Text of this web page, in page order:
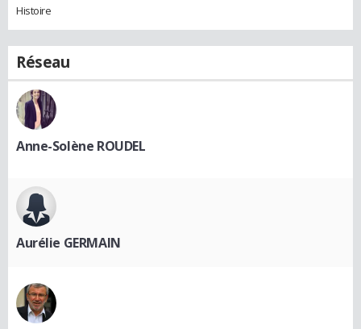
Histoire
Réseau
Anne-Solène ROUDEL
Aurélie GERMAIN